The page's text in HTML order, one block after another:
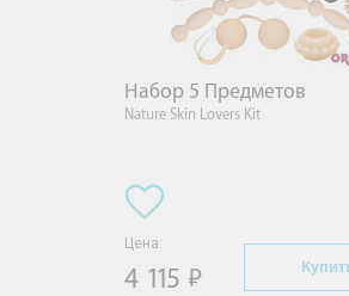
Набор 5 Предметов
Nature Skin Lovers Kit
Цена:
4 115